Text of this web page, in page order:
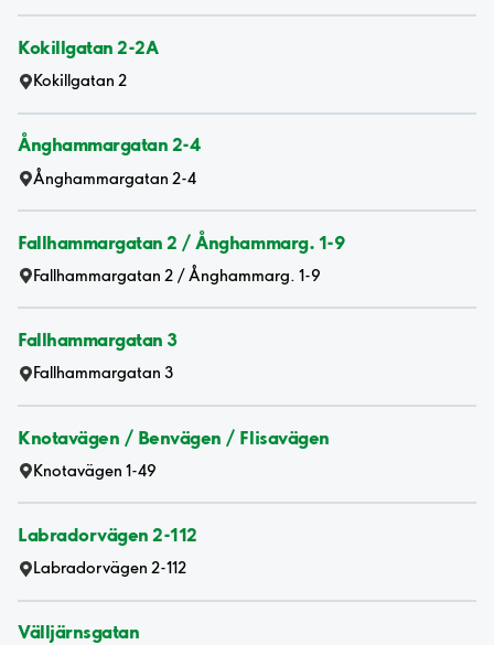
Kokillgatan 2-2A
Kokillgatan 2
Ånghammargatan 2-4
Ånghammargatan 2-4
Fallhammargatan 2 / Ånghammarg. 1-9
Fallhammargatan 2 / Ånghammarg. 1-9
Fallhammargatan 3
Fallhammargatan 3
Knotavägen / Benvägen / Flisavägen
Knotavägen 1-49
Labradorvägen 2-112
Labradorvägen 2-112
Välljärnsgatan